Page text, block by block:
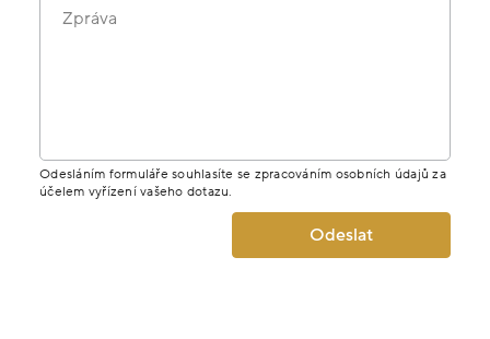
Zpráva
Odesláním formuláře souhlasíte se zpracováním osobních údajů za
účelem vyřízení vašeho dotazu.
Odeslat